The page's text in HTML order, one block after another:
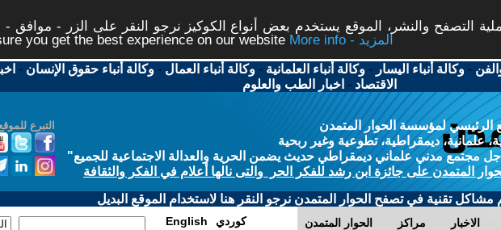
التصفح والنشر، الموقع يستخدم بعض أنواع الكوكيز نرجو النقر على الزر - موافق -
you get the best experience on our website
More info - المزيد
-وكالة أنباء اليسار -وكالة أنباء العلمانية -وكالة أنباء العمال -وكالة أنباء حقوق الإنسان -
الاقتصاد - اخبار الطب والعلوم
التبرع
الرئيسي لمؤسسة الحوار المتمدن
علمانية، ديمقراطية، تطوعية وغير ربحية
مجتمع مدني علماني ديمقراطي حديث يضمن الحرية والعدالة الاجتماعية للجميع"
المتمدن على جائزة ابن رشد للفكر الحر والتى نالها أعلام في الفكر والثقافة
مشاكل تقنية في تصفح الحوار المتمدن نرجو النقر هنا لاستخدام الموقع البديل
الحوار المتمدن مراكز الاخبار English كوردي